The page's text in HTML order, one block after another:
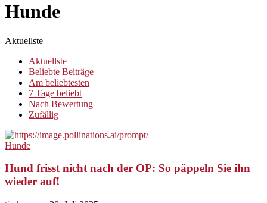
Hunde
Aktuellste
Aktuellste
Beliebte Beiträge
Am beliebtesten
7 Tage beliebt
Nach Bewertung
Zufällig
Hunde
Hund frisst nicht nach der OP: So päppeln Sie ihn
wieder auf!